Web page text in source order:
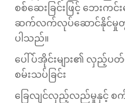
စစ်ဆေးခြင်းဖြင့် ဘေးကင်
ဆက်လက်လုပ်ဆောင်နိုင်မှုတွ
ပါသည်။
ပေါ်ပ်အိုင်းများ၏ လှည့်ပတ်
စမ်းသပ်ခြင်း
ခြေလျင်လှည့်လည်မှုနှင့် စ